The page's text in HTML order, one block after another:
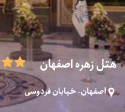
هتل زهره اصفهان
اصفهان- خیابان فردوسی